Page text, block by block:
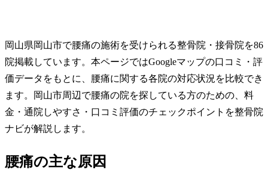
岡山県岡山市で腰痛の施術を受けられる整骨院・接骨院を86
院掲載しています。本ページではGoogleマップの口コミ・評
価データをもとに、腰痛に関する各院の対応状況を比較でき
ます。岡山市周辺で腰痛の院を探している方のための、料
金・通院しやすさ・口コミ評価のチェックポイントを整骨院
ナビが解説します。
腰痛の主な原因